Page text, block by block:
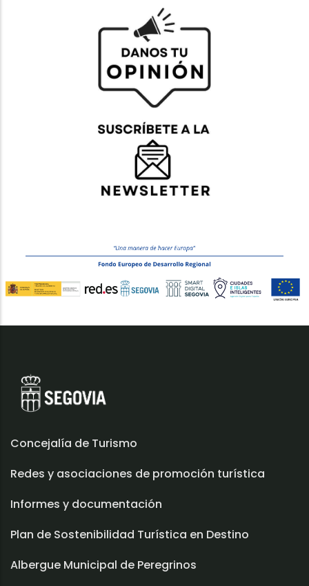
Concejalía de Turismo
Redes y asociaciones de promoción turística
Informes y documentación
Plan de Sostenibilidad Turística en Destino
Albergue Municipal de Peregrinos